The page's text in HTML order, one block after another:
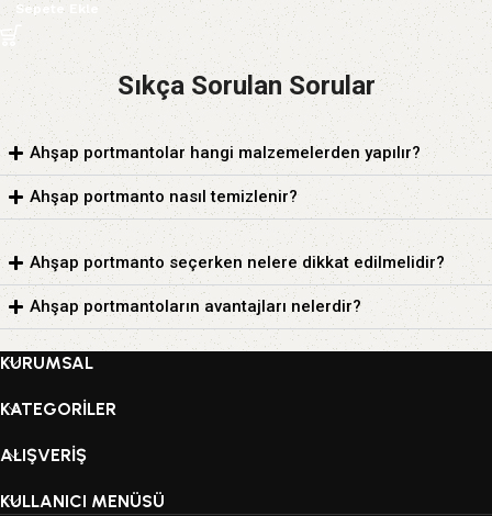
Sepete Ekle
Sıkça Sorulan Sorular
Ahşap portmantolar hangi malzemelerden yapılır?
Ahşap portmanto nasıl temizlenir?
Ahşap portmanto seçerken nelere dikkat edilmelidir?
Ahşap portmantoların avantajları nelerdir?
KURUMSAL
KATEGORİLER
ALIŞVERİŞ
KULLANICI MENÜSÜ